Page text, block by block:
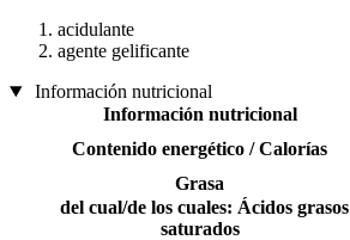
acidulante
agente gelificante
Información nutricional
Información nutricional
Contenido energético / Calorías
Grasa
del cual/de los cuales: Ácidos grasos
saturados